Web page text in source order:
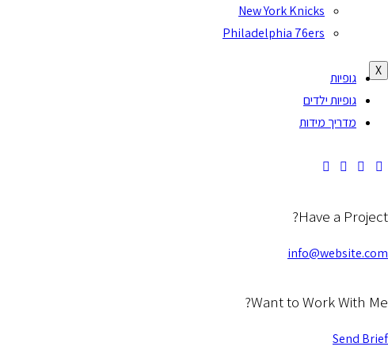
X
New York Knicks
Philadelphia 76ers
גופיות
גופיות ילדים
מדריך מידות
Have a Project?
info@website.com
Want to Work With Me?
Send Brief